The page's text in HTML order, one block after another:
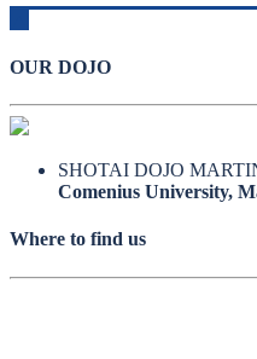
OUR DOJO
SHOTAI DOJO
Comenius University,
Where to find us